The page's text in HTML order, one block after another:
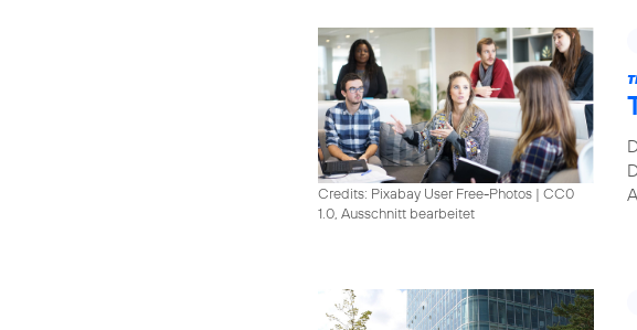
Credits: Pixabay User Free-Photos | CC0
1.0, Ausschnitt bearbeitet